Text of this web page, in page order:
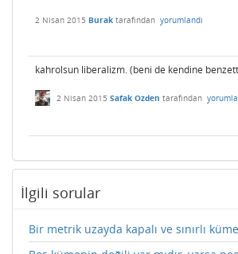
2 Nisan 2015 Burak tarafından yorumlandı
kahrolsun liberalizm. (beni de kendine
2 Nisan 2015 Safak Ozden tarafından
İlgili sorular
Bir metrik uzayda kapalı ve sınırlı